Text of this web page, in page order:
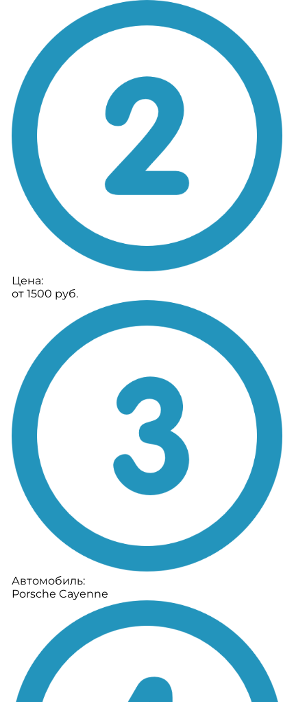
Цена:
от 1500 руб.
Автомобиль:
Porsche Cayenne